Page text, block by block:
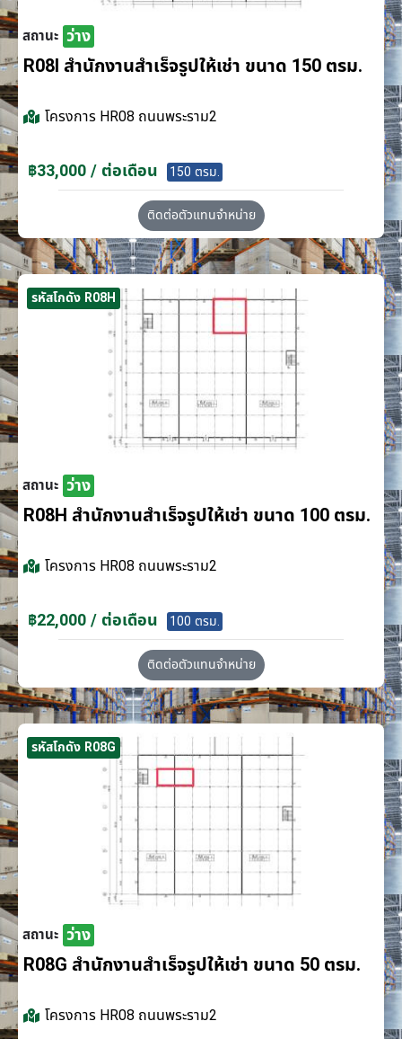
สถานะ ว่าง
R08I สำนักงานสำเร็จรูปให้เช่า ขนาด 150 ตรม.
โครงการ HR08 ถนนพระราม2
฿33,000 / ต่อเดือน 150 ตรม.
ติดต่อตัวแทนจำหน่าย
รหัสโกดัง R08H
สถานะ ว่าง
R08H สำนักงานสำเร็จรูปให้เช่า ขนาด 100 ตรม.
โครงการ HR08 ถนนพระราม2
฿22,000 / ต่อเดือน 100 ตรม.
ติดต่อตัวแทนจำหน่าย
รหัสโกดัง R08G
สถานะ ว่าง
R08G สำนักงานสำเร็จรูปให้เช่า ขนาด 50 ตรม.
โครงการ HR08 ถนนพระราม2